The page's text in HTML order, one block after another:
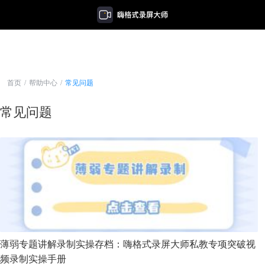
首页 / 帮助中心 / 常见问题
常见问题
薄弱专题讲解录制实操存档：嗨格式录屏大师私教专项突破视
频录制实操手册